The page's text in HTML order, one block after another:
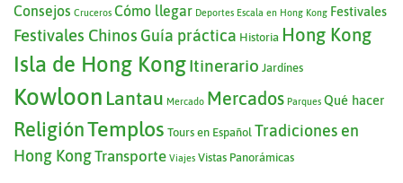
Consejos Cruceros Cómo llegar Deportes Escala en Hong Kong Festivales
Festivales Chinos Guía práctica Historia Hong Kong
Isla de Hong KongItinerario Jardínes
Kowloon Lantau Mercado Mercados Parques Qué hacer
ReligiónTemplos Tours en Español Tradiciones en
Hong KongTransporte Viajes Vistas Panorámicas